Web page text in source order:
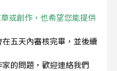
或創作，也希望您能提供
五天內審核完畢，並後續
的問題，歡迎連絡我們